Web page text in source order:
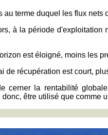
au terme duquel les flux
à la période
est éloigné, moins les
de récupération est court,
cerner la rentabilité
être utilisé que